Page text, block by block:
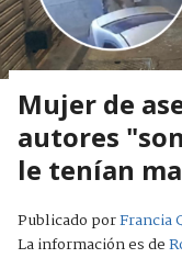
Mujer de
autores
le tenían
Publicado porFrancia
La información es de